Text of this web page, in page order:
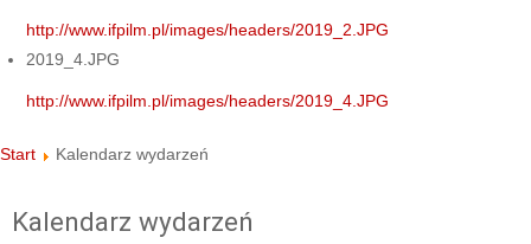
http://www.ifpilm.pl/images/headers/2019_2.JPG
2019_4.JPG
http://www.ifpilm.pl/images/headers/2019_4.JPG
Start Kalendarz wydarzeń
Kalendarz wydarzeń